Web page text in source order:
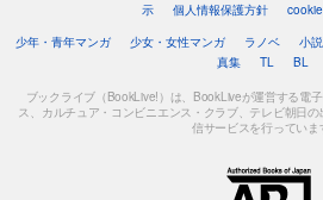
示
個人情報保護方針
少年・青年マンガ
少女・女性マンガ ラノベ 小
真集
TL BL
ブックライブ（BookLive!）は、BookLiveが運営する電
ス、カルチュア・コンビニエンス・クラブ、テレビ朝日
信サービスを行っていま